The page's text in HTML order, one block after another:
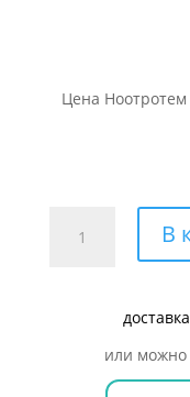
Цена
товара
В
или можно